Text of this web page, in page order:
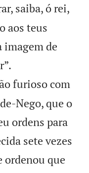
saiba, ó rei,
aos teus
imagem de
furioso com
Nego, que o
ordens para
sete vezes
ordenou que